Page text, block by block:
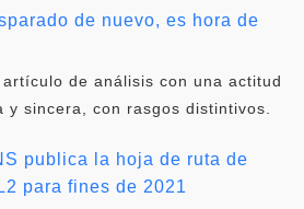
de nuevo, es hora de
de análisis con una actitud
y sincera, con rasgos distintivos.
publica la hoja de ruta de
para fines de 2021